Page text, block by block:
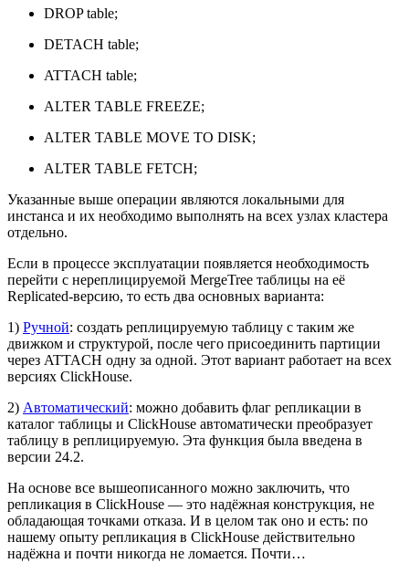
DROP table;
DETACH table;
ATTACH table;
ALTER TABLE FREEZE;
ALTER TABLE MOVE TO DISK;
ALTER TABLE FETCH;
Указанные выше операции являются локальными для
инстанса и их необходимо выполнять на всех узлах кластера
отдельно.
Если в процессе эксплуатации появляется необходимость
перейти с нереплицируемой MergeTree таблицы на её
Replicated-версию, то есть два основных варианта:
1) Ручной: создать реплицируемую таблицу с таким же
движком и структурой, после чего присоединить партиции
через ATTACH одну за одной. Этот вариант работает на всех
версиях ClickHouse.
2) Автоматический: можно добавить флаг репликации в
каталог таблицы и ClickHouse автоматически преобразует
таблицу в реплицируемую. Эта функция была введена в
версии 24.2.
На основе все вышеописанного можно заключить, что
репликация в ClickHouse — это надёжная конструкция, не
обладающая точками отказа. И в целом так оно и есть: по
нашему опыту репликация в ClickHouse действительно
надёжна и почти никогда не ломается. Почти…